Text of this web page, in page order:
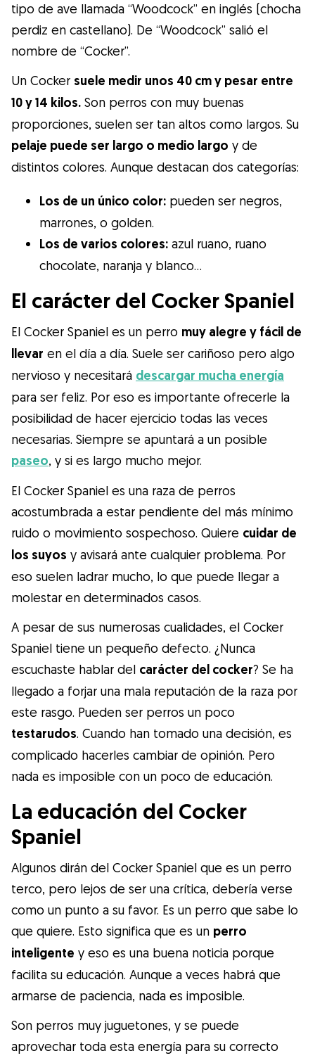
tipo de ave llamada “Woodcock” en inglés (chocha
perdiz en castellano). De “Woodcock” salió el
nombre de “Cocker”.
Un Cocker suele medir unos 40 cm y pesar entre
10 y 14 kilos. Son perros con muy buenas
proporciones, suelen ser tan altos como largos. Su
pelaje puede ser largo o medio largo y de
distintos colores. Aunque destacan dos categorías:
Los de un único color: pueden ser negros,
marrones, o golden.
Los de varios colores: azul ruano, ruano
chocolate, naranja y blanco…
El carácter del Cocker Spaniel
El Cocker Spaniel es un perro muy alegre y fácil de
llevar en el día a día. Suele ser cariñoso pero algo
nervioso y necesitará descargar mucha energía
para ser feliz. Por eso es importante ofrecerle la
posibilidad de hacer ejercicio todas las veces
necesarias. Siempre se apuntará a un posible
paseo, y si es largo mucho mejor.
El Cocker Spaniel es una raza de perros
acostumbrada a estar pendiente del más mínimo
ruido o movimiento sospechoso. Quiere cuidar de
los suyos y avisará ante cualquier problema. Por
eso suelen ladrar mucho, lo que puede llegar a
molestar en determinados casos.
A pesar de sus numerosas cualidades, el Cocker
Spaniel tiene un pequeño defecto. ¿Nunca
escuchaste hablar del carácter del cocker? Se ha
llegado a forjar una mala reputación de la raza por
este rasgo. Pueden ser perros un poco
testarudos. Cuando han tomado una decisión, es
complicado hacerles cambiar de opinión. Pero
nada es imposible con un poco de educación.
La educación del Cocker
Spaniel
Algunos dirán del Cocker Spaniel que es un perro
terco, pero lejos de ser una crítica, debería verse
como un punto a su favor. Es un perro que sabe lo
que quiere. Esto significa que es un perro
inteligente y eso es una buena noticia porque
facilita su educación. Aunque a veces habrá que
armarse de paciencia, nada es imposible.
Son perros muy juguetones, y se puede
aprovechar toda esta energía para su correcto